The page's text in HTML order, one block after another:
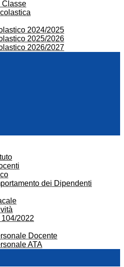
Classe
2024/2025
2025/2026
2026/2027
dei Dipendenti
2022
Docente
ATA